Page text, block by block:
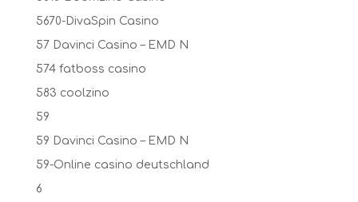
5670-DivaSpin Casino
57 Davinci Casino – EMD N
574 fatboss casino
583 coolzino
59
59 Davinci Casino – EMD N
59-Online casino deutschland
6